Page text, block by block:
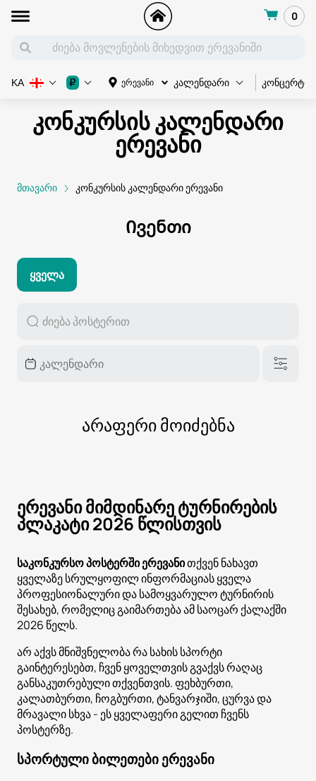
0
ერევანი კალენდარი კონცერტი
KA ₽
კონკურსის კალენდარი
ერევანი
მთავარი კონკურსის კალენდარი ერევანი
Ივენთი
Ყველა
არაფერი მოიძებნა
ერევანი მიმდინარე ტურნირების
პლაკატი 2026 წლისთვის
საკონკურსო პოსტერში ერევანითქვენ ნახავთ
ყველაზე სრულყოფილ ინფორმაციას ყველა
პროფესიონალური და სამოყვარულო ტურნირის
შესახებ, რომელიც გაიმართება ამ საოცარ ქალაქში
2026 წელს.
არ აქვს მნიშვნელობა რა სახის სპორტი
გაინტერესებთ, ჩვენ ყოველთვის გვაქვს რაღაც
განსაკუთრებული თქვენთვის. ფეხბურთი,
კალათბურთი, ჩოგბურთი, ტანვარჯიში, ცურვა და
მრავალი სხვა - ეს ყველაფერი გელით ჩვენს
პოსტერზე.
სპორტული ბილეთები ერევანი